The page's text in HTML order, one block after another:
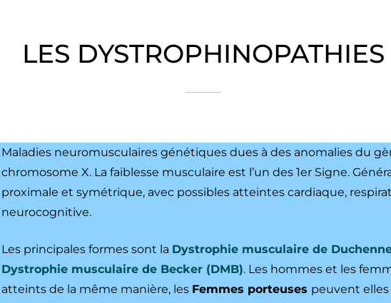
LES DYSTROPHINOPATHIES
Maladies neuromusculaires génétiques dues à des anomalies du
chromosome X. La faiblesse musculaire est l’un des 1er Signe.
proximale et symétrique, avec possibles atteintes cardiaque,
neurocognitive.
Les principales formes sont la Dystrophie musculaire de
Dystrophie musculaire de Becker (DMB). Les hommes et les
atteints de la même manière, les Femmes porteuses peuvent